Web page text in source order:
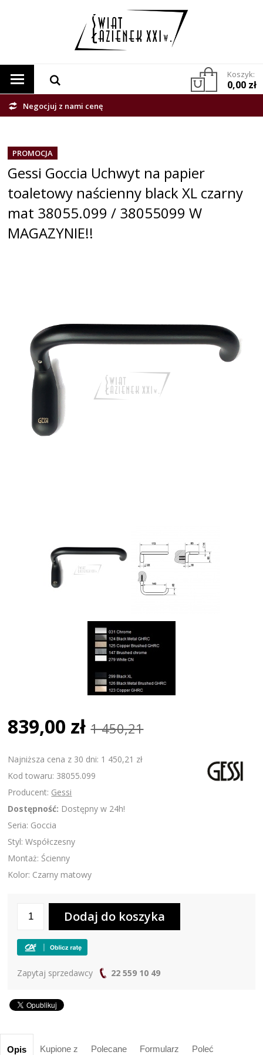
Koszyk:
0,00 zł
Negocjuj z nami cenę
PROMOCJA
Gessi Goccia Uchwyt na papier
toaletowy naścienny black XL czarny
mat 38055.099 / 38055099 W
MAGAZYNIE!!
839,00 zł 1 450,21
Najniższa cena z 30 dni: 1 450,21 zł
Kod towaru: 38055.099
Producent: Gessi
Dostępność: Dostępny w 24h!
Seria: Goccia
Styl: Współczesny
Montaż: Ścienny
Kolor: Czarny matowy
Zapytaj sprzedawcy 22 559 10 49
Opis Kupione z Polecane Formularz Poleć